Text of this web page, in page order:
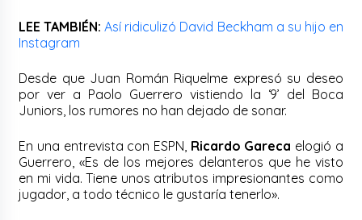
LEE TAMBIÉN: Así ridiculizó David Beckham a su hijo en
Instagram
Desde que Juan Román Riquelme expresó su deseo
por ver a Paolo Guerrero vistiendo la ‘9’ del Boca
Juniors, los rumores no han dejado de sonar.
En una entrevista con ESPN, Ricardo Gareca elogió a
Guerrero, «Es de los mejores delanteros que he visto
en mi vida. Tiene unos atributos impresionantes como
jugador, a todo técnico le gustaría tenerlo».